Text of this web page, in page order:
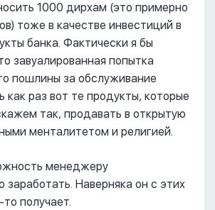
1000 дирхам (это примерно
тоже в качестве инвестиций в
банка. Фактически я бы
завуалированная попытка
пошлины за обслуживание
как раз вот те продукты, которые
так, продавать в открытую
менталитетом и религией.
менеджеру
заработать. Наверняка он с этих
получает.